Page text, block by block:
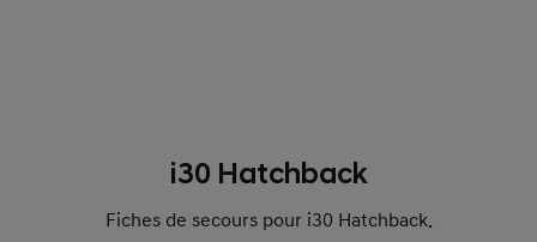
i30 Hatchback
Fiches de secours pour i30 Hatchback.